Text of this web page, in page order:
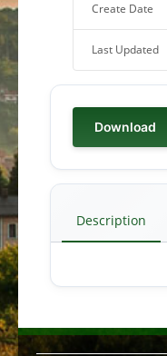
Create Date
Last Updated
Download
Description